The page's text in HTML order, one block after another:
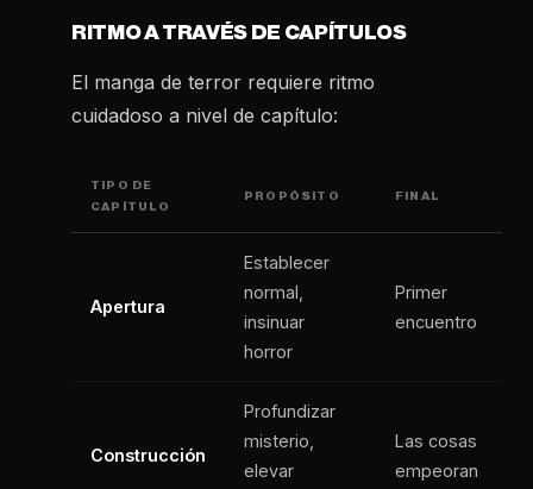
RITMO A TRAVÉS DE CAPÍTULOS
El manga de terror requiere ritmo
cuidadoso a nivel de capítulo:
TIPO DE
CAPÍTULO
PROPÓSITO FINAL
Apertura
Establecer
normal,
insinuar
horror
Primer
encuentro
Construcción
Profundizar
misterio,
elevar
Las cosas
empeoran